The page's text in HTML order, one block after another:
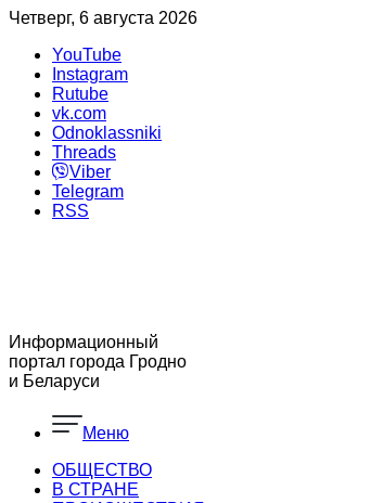
Четверг, 6 августа 2026
YouTube
Instagram
Rutube
vk.com
Odnoklassniki
Threads
Viber
Telegram
RSS
Информационный
портал города Гродно
и Беларуси
Меню
ОБЩЕСТВО
В СТРАНЕ